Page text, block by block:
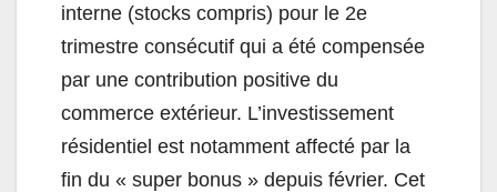
interne (stocks compris) pour le 2e
trimestre consécutif qui a été compensée
par une contribution positive du
commerce extérieur. L’investissement
résidentiel est notamment affecté par la
fin du « super bonus » depuis février. Cet